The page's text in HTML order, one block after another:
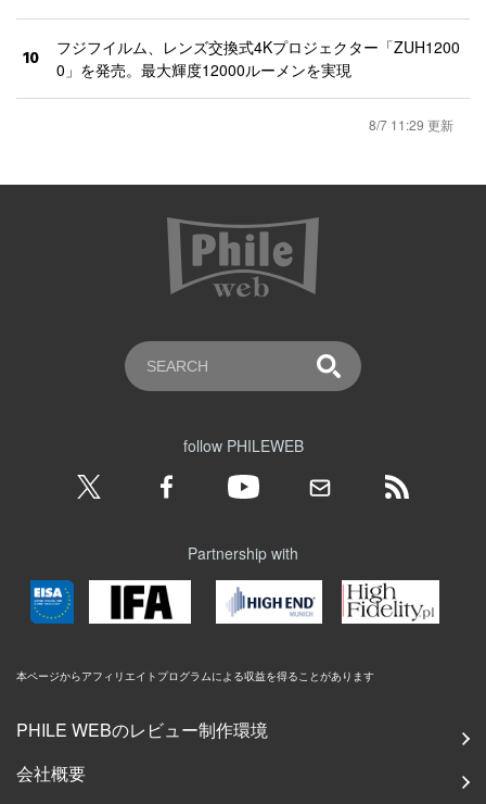
10
フジフイルム、レンズ交換式4Kプロジェクター「ZUH1200
0」を発売。最大輝度12000ルーメンを実現
8/7 11:29 更新
follow PHILEWEB
Partnership with
本ページからアフィリエイトプログラムによる収益を得ることがあります
PHILE WEBのレビュー制作環境
会社概要